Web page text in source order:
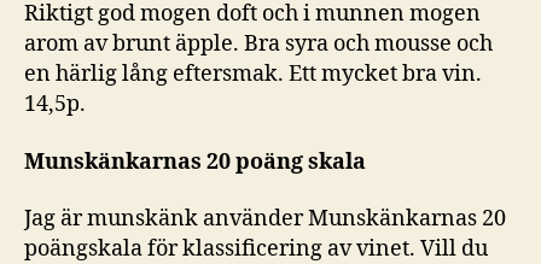
Riktigt god mogen doft och i munnen mogen
arom av brunt äpple. Bra syra och mousse och
en härlig lång eftersmak. Ett mycket bra vin.
14,5p.
Munskänkarnas 20 poäng skala
Jag är munskänk använder Munskänkarnas 20
poängskala för klassificering av vinet. Vill du